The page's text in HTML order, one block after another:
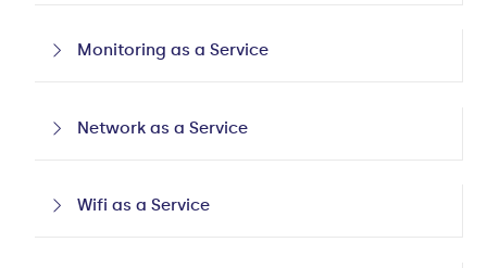
Monitoring as a Service
Network as a Service
Wifi as a Service